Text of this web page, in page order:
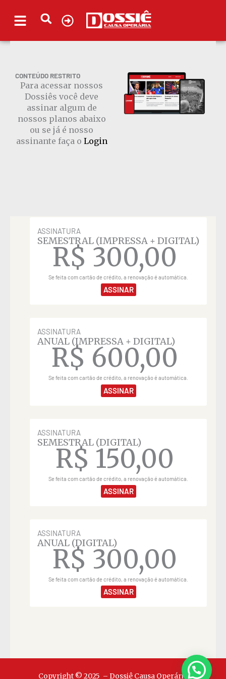
para
CONTEÚDO RESTRITO
Para acessar nossos
Dossiês você deve
assinar algum de
nossos planos abaixo
ou se já é nosso
assinante faça o Login
ASSINATURA
SEMESTRAL (IMPRESSA + DIGITAL)
R$ 300,00
Se feita com cartão de crédito, a renovação é automática.
ASSINAR
ASSINATURA
ANUAL (IMPRESSA + DIGITAL)
R$ 600,00
Se feita com cartão de crédito, a renovação é automática.
ASSINAR
ASSINATURA
SEMESTRAL (DIGITAL)
R$ 150,00
Se feita com cartão de crédito, a renovação é automática.
ASSINAR
ASSINATURA
ANUAL (DIGITAL)
R$ 300,00
Se feita com cartão de crédito, a renovação é automática.
ASSINAR
Copyright © 2025 – Dossiê Causa Operária